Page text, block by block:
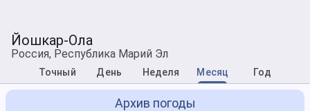
Йошкар-Ола
Россия, Республика Марий Эл
Точный День Неделя Месяц Год
Архив погоды